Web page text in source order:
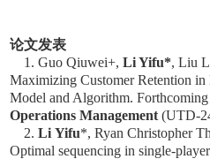
论文发表
1. Guo Qiuwei+,Li Yifu*, Liu
Maximizing Customer Retention
Model and Algorithm.
Operations Management (UTD-
2. LiYifu*, Ryan Christopher
Optimal sequencing in single-